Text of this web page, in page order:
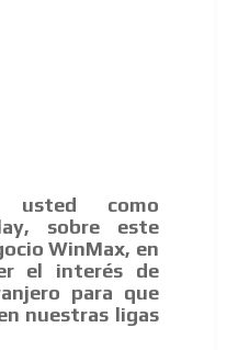
usted como
sobre este
WinMax, en
el interés de
para que
nuestras ligas